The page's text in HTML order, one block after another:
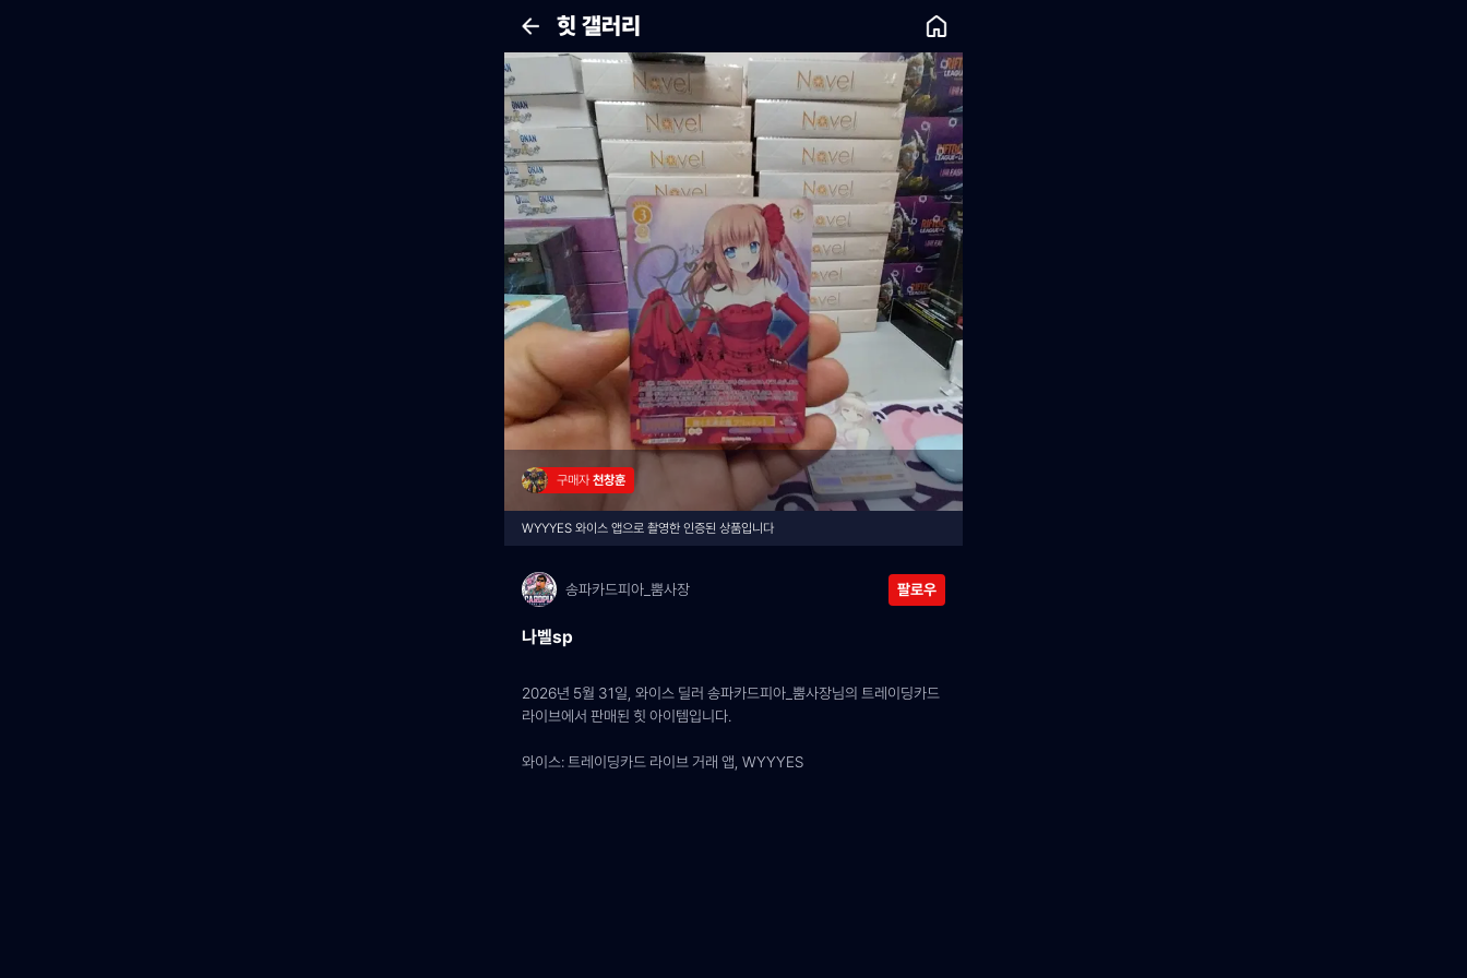
힛 갤러리
구매자 천창훈
WYYYES 와이스 앱으로 촬영한 인증된 상품입니다
송파카드피아_뿜사장 팔로우
나벨sp
2026년 5월 31일, 와이스 딜러 송파카드피아_뿜사장님의 트레이딩카드
라이브에서 판매된 힛 아이템입니다.
와이스: 트레이딩카드 라이브 거래 앱, WYYYES